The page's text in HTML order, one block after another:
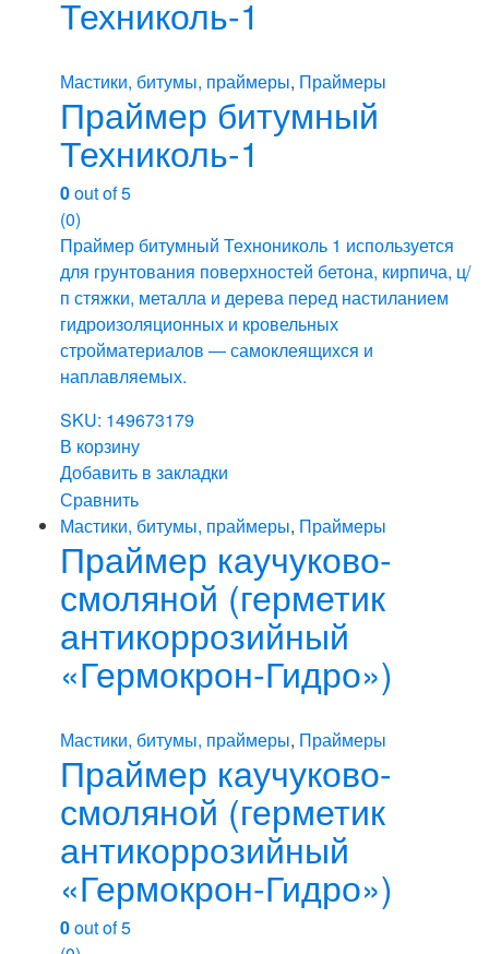
Техниколь-1
Мастики, битумы, праймеры, Праймеры
Праймер битумный
Техниколь-1
0out of 5
(0)
Праймер битумный Технониколь 1 используется
для грунтования поверхностей бетона, кирпича, ц/
п стяжки, металла и дерева перед настиланием
гидроизоляционных и кровельных
стройматериалов — самоклеящихся и
наплавляемых.
SKU: 149673179
В корзину
Добавить в закладки
Сравнить
Мастики, битумы, праймеры, Праймеры
Праймер каучуково-
смоляной (герметик
антикоррозийный
«Гермокрон-Гидро»)
Мастики, битумы, праймеры, Праймеры
Праймер каучуково-
смоляной (герметик
антикоррозийный
«Гермокрон-Гидро»)
0out of 5